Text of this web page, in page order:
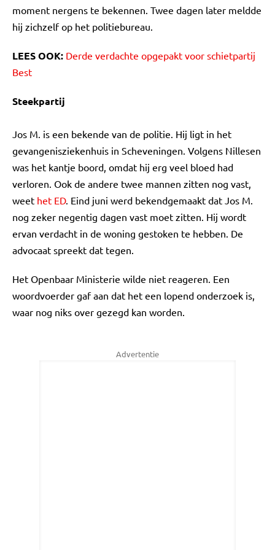
moment nergens te bekennen. Twee dagen later meldde
hij zichzelf op het politiebureau.
LEES OOK: Derde verdachte opgepakt voor schietpartij
Best
Steekpartij
Jos M. is een bekende van de politie. Hij ligt in het
gevangenisziekenhuis in Scheveningen. Volgens Nillesen
was het kantje boord, omdat hij erg veel bloed had
verloren. Ook de andere twee mannen zitten nog vast,
weet het ED. Eind juni werd bekendgemaakt dat Jos M.
nog zeker negentig dagen vast moet zitten. Hij wordt
ervan verdacht in de woning gestoken te hebben. De
advocaat spreekt dat tegen.
Het Openbaar Ministerie wilde niet reageren. Een
woordvoerder gaf aan dat het een lopend onderzoek is,
waar nog niks over gezegd kan worden.
Advertentie